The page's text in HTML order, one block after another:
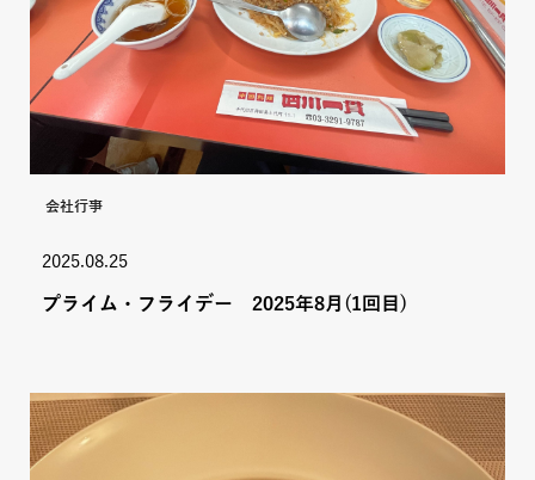
会社行事
2025.08.25
プライム・フライデー 2025年8月(1回目)